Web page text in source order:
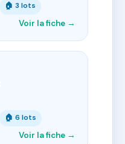
🏠 3 lots
Voir la fiche →
🏠 6 lots
Voir la fiche →